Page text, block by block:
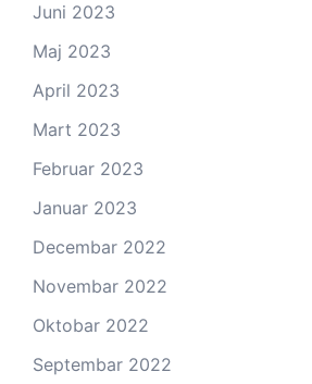
Juni 2023
Maj 2023
April 2023
Mart 2023
Februar 2023
Januar 2023
Decembar 2022
Novembar 2022
Oktobar 2022
Septembar 2022